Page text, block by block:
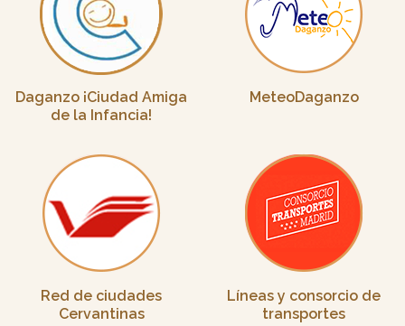
Daganzo ¡Ciudad Amiga
de la Infancia!
MeteoDaganzo
Red de ciudades
Cervantinas
Líneas y consorcio de
transportes